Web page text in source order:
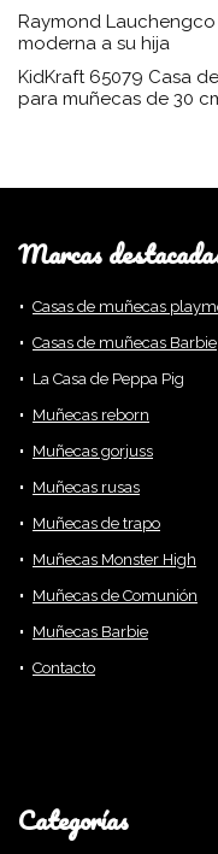
Raymond
moderna a su hija
KidKraft 65079 Casa
para muñecas de 30
Marcas
Casas de muñecas
Casas de muñecas Barbie
La Casa de Peppa Pig
Muñecas reborn
Muñecas gorjuss
Muñecas rusas
Muñecas de trapo
Muñecas Monster High
Muñecas de Comunión
Muñecas Barbie
Contacto
Categorías